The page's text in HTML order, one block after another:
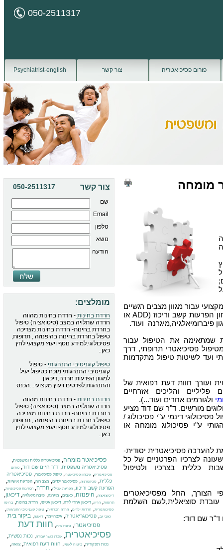
050-2511317
פורום פסיכיאטריה צור קשר Psychiatrist-english
מומחה
עבור מגוון מצבים רגשיים
, איבחון הפרעות קשב וריכוז (ADD או
שמתאימה את הטיפול עבור
פסיכיאטרי תרופתי, דרך
ועד לשיטות טיפול מתקדמות
ועורך חוות דעת רפואית של
והליכים אזרחיים
ולגורמים אחרים ועוד...).
מורשים. ד"ר שם דוד מציע
דינמי ע"י פסיכולוג /
ע"י פסיכולוג מומחה או
להערכה פסיכיאטרית יסודית-
לצרכיו הפרטניים של כל
כללית בצרכיו ולטיפול
הצורך, החל מפסיכיאטרים
עובדת סוציאלית,לשם השלמת
ד"ר שם דוד:
050-2511317 צור קשר
שם
Email
טלפון
נושא
הודעה
מומלצים:
חרדת בחינות - חרדת בחינות מהווה
חרדה שתלויה במצב (סיטואציה) טיפול
בחרדת בחינות- חרדת בחינות מצריכה
טיפול בחרדת בחינות בהיפנוזה , תרופות,
פסיכולוגי.למידע נוסף ויעוץ מקצועי לחץ
כאן..
טיפול קוגניטיבי התנהגותי - טיפול
קוגניטיבי התנהגותי מוכח כטיפול יעיל
למגוון הפרעות חרדה,דיכאון
והתנהגות.לפרטים ויעוץ מקצועי...הכנס
חרדת בחינות - חרדת בחינות מהווה
חרדה שתלויה במצב (סיטואציה) טיפול
בחרדת בחינות- חרדת בחינות מצריכה
טיפול בחרדת בחינות בהיפנוזה , תרופות,
פסיכולוגי.למידע נוסף ויעוץ מקצועי לחץ
כאן..
פסיכיאטר מומחה, פסיכיאטריה כללית ומשפטית,
פסיכיאטריה משפטית, ד"ר חיים שם דוד, פורום
פסיכיאטריה,איבחון פסיכיאטרי,טיפול פסיכיאטרי,פסיכיאטריה
כללית, סכיזופרניה, פסיכיאטר ילדים, מצב רוח, הפרעת אישיות,
הפרעת קשב וריכוז, הפרעת אכילה, חרדה, הפרעות פסיכוטיות,
דיסוציאציה, היפנוזה, כאבים, מיגרנה, פיברומיאלגיה, דיכאון,
תרופות,הריון,דיכאון אחרי לידה,דיכאון אטיפי,חרדת בחינות,בחינה
פסיכומטרית, חרדות ילדים, חרדה חברתית,טיפול קוגניטיבי התנהגותי,
כאבי גב,פסיכוגריאטריה,אלצהיימר,דיאטה,ביקור בית
פסיכיאטרי, טיפול בית, חוות דעת
פסיכיאטרית, אובדן כושר עבודה, נכות נפשית,
נכות תפקודית,ביטוח לאומי, חוות דעת רפואית,צוואה,